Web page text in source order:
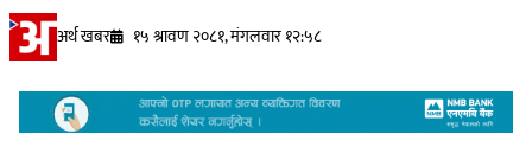
अर्थ खबर १५ श्रावण २०८१, मंगलवार १२:५८